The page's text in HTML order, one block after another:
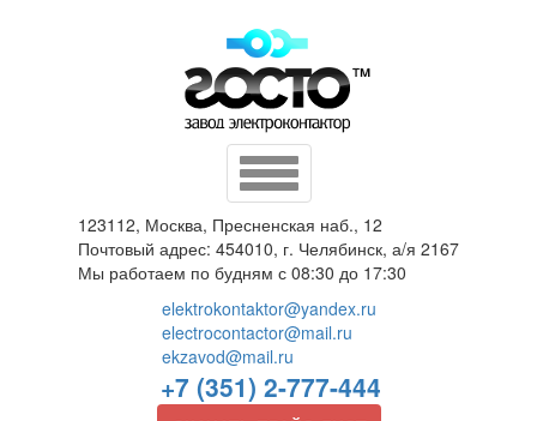
Toggle
navigation
123112, Москва, Пресненская наб., 12
Почтовый адрес: 454010, г. Челябинск, а/я 2167
Мы работаем по будням с 08:30 до 17:30
elektrokontaktor@yandex.ru
electrocontactor@mail.ru
ekzavod@mail.ru
+7 (351) 2-777-444